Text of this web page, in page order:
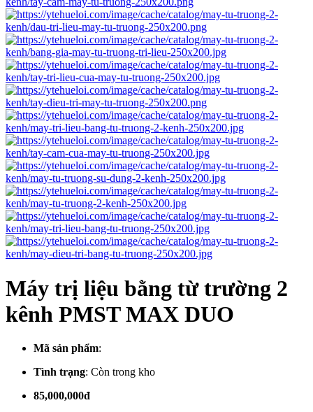
Máy trị liệu bằng từ trường 2
kênh PMST MAX DUO
Mã sản phẩm:
Tình trạng: Còn trong kho
85,000,000đ